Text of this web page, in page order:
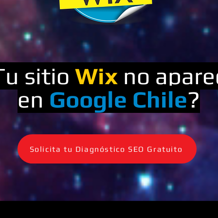
sitio Wix no
en Google Chile?
Solicita tu Diagnóstico SEO Gratuito